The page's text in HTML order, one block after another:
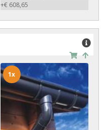
+€ 608,65
1x